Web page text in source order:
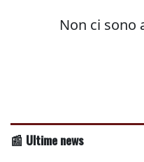
📰 Ultime news